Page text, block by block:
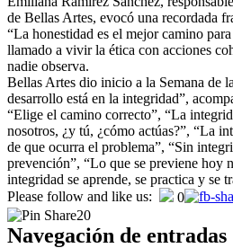
de Bellas Artes, evocó una recordada
“La honestidad es el mejor camino
llamado a vivir la ética con acciones
nadie observa.
Bellas Artes dio inicio a la Semana de
desarrollo está en la integridad”,
“Elige el camino correcto”, “La
nosotros, ¿y tú, ¿cómo actúas?”, “La
de que ocurra el problema”, “Sin
prevención”, “Lo que se previene hoy
integridad se aprende, se practica y se
Please follow and like us:
0
20
Navegación de entradas